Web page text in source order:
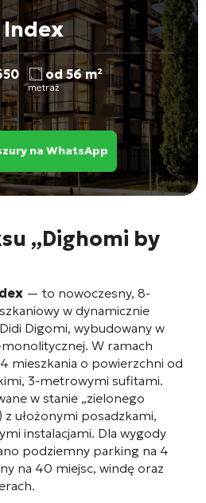
Index
od 56 m²
metraż
na WhatsApp
„Dighomi by
— to nowoczesny, 8-
w dynamicznie
Digomi, wybudowany w
. W ramach
mieszkania o powierzchni od
3-metrowymi sufitami.
w stanie „zielonego
ułożonymi posadzkami,
instalacjami. Dla wygody
podziemny parking na 4
na 40 miejsc, windę oraz
.